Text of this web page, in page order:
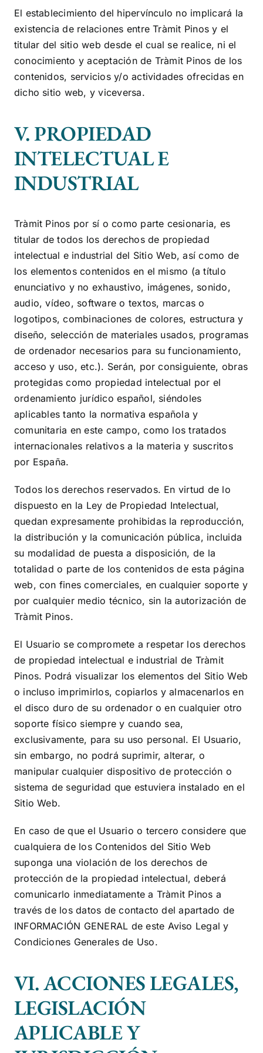
El establecimiento del hipervínculo no implicará la
existencia de relaciones entreTràmit Pinos y el
titular del sitio web desde el cual se realice, ni el
conocimiento y aceptación de Tràmit Pinos de los
contenidos, servicios y/o actividades ofrecidas en
dicho sitio web, y viceversa.
V. PROPIEDAD
INTELECTUAL E
INDUSTRIAL
Tràmit Pinos por sí o como parte cesionaria, es
titular de todos los derechos de propiedad
intelectual e industrial del Sitio Web, así como de
los elementos contenidos en el mismo (a título
enunciativo y no exhaustivo, imágenes, sonido,
audio, vídeo, software o textos, marcas o
logotipos, combinaciones de colores, estructura y
diseño, selección de materiales usados, programas
de ordenador necesarios para su funcionamiento,
acceso y uso, etc.). Serán, por consiguiente, obras
protegidas como propiedad intelectual por el
ordenamiento jurídico español, siéndoles
aplicables tanto la normativa española y
comunitaria en este campo, como los tratados
internacionales relativos a la materia y suscritos
por España.
Todos los derechos reservados. En virtud de lo
dispuesto en la Ley de Propiedad Intelectual,
quedan expresamente prohibidas la reproducción,
la distribución y la comunicación pública, incluida
su modalidad de puesta a disposición, de la
totalidad o parte de los contenidos de esta página
web, con fines comerciales, en cualquier soporte y
por cualquier medio técnico, sin la autorización de
Tràmit Pinos.
El Usuario se compromete a respetar los derechos
de propiedad intelectual e industrial de Tràmit
Pinos. Podrá visualizar los elementos del Sitio Web
o incluso imprimirlos, copiarlos y almacenarlos en
el disco duro de su ordenador o en cualquier otro
soporte físico siempre y cuando sea,
exclusivamente, para su uso personal. El Usuario,
sin embargo, no podrá suprimir, alterar, o
manipular cualquier dispositivo de protección o
sistema de seguridad que estuviera instalado en el
Sitio Web.
En caso de que el Usuario o tercero considere que
cualquiera de los Contenidos del Sitio Web
suponga una violación de los derechos de
protección de la propiedad intelectual, deberá
comunicarlo inmediatamente a Tràmit Pinos a
través de los datos de contacto del apartado de
INFORMACIÓN GENERAL de este Aviso Legal y
Condiciones Generales de Uso.
VI. ACCIONES LEGALES,
LEGISLACIÓN
APLICABLE Y